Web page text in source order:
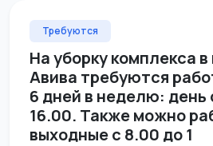
Требуются
На уборку комплекса
Авива требуются
6 дней в неделю: день
16.00. Также можно
выходные с 8.00 до 1